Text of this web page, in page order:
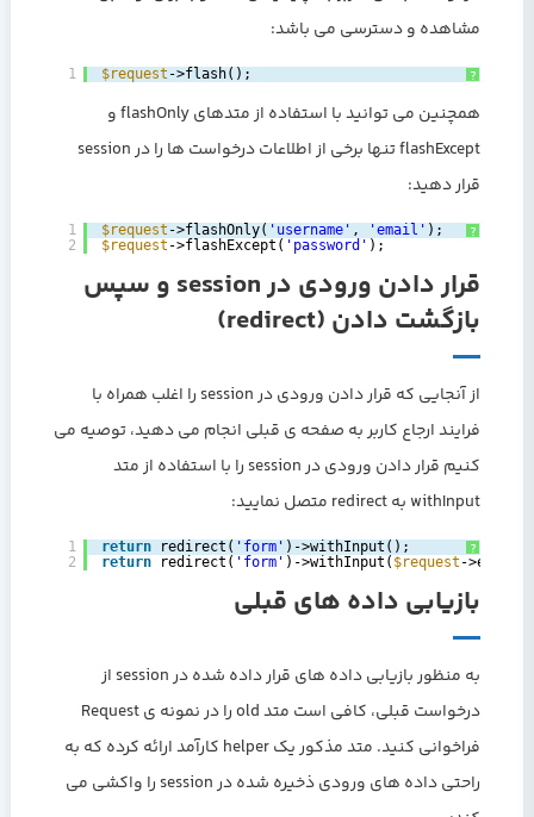
مشاهده و دسترسی می باشد:
?
1 $request ->flash();
همچنین می توانید با استفاده از متدهای flashOnly و
flashExcept تنها برخی از اطلاعات درخواست ها را در session
قرار دهید:
?
1
2
$request ->flashOnly( 'username' , 'email' );
$request ->flashExcept( 'password' );
قرار دادن ورودی در session و سپس
بازگشت دادن (redirect)
از آنجایی که قرار دادن ورودی در session را اغلب همراه با
فرایند ارجاع کاربر به صفحه ی قبلی انجام می دهید، توصیه می
کنیم قرار دادن ورودی در session را با استفاده از متد
withInput به redirect متصل نمایید:
?
1
2
return redirect( 'form' )->withInput();
return
redirect( 'form' )->withInput( $request ->except(
بازیابی داده های قبلی
به منظور بازیابی داده های قرار داده شده در session از
درخواست قبلی، کافی است متد old را در نمونه ی Request
فراخوانی کنید. متد مذکور یک helper کارآمد ارائه کرده که به
راحتی داده های ورودی ذخیره شده در session را واکشی می